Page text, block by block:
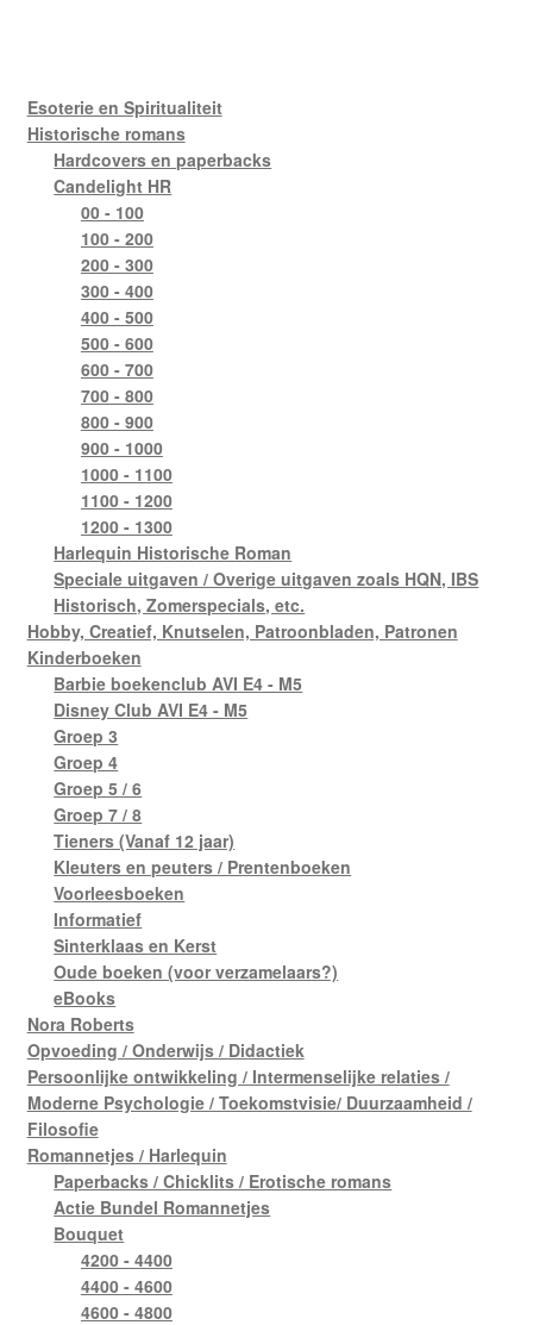
Esoterie en Spiritualiteit
Historische romans
Hardcovers en paperbacks
Candelight HR
00 - 100
100 - 200
200 - 300
300 - 400
400 - 500
500 - 600
600 - 700
700 - 800
800 - 900
900 - 1000
1000 - 1100
1100 - 1200
1200 - 1300
Harlequin Historische Roman
Speciale uitgaven / Overige uitgaven zoals HQN, IBS
Historisch, Zomerspecials, etc.
Hobby, Creatief, Knutselen, Patroonbladen, Patronen
Kinderboeken
Barbie boekenclub AVI E4 - M5
Disney Club AVI E4 - M5
Groep 3
Groep 4
Groep 5 / 6
Groep 7 / 8
Tieners (Vanaf 12 jaar)
Kleuters en peuters / Prentenboeken
Voorleesboeken
Informatief
Sinterklaas en Kerst
Oude boeken (voor verzamelaars?)
eBooks
Nora Roberts
Opvoeding / Onderwijs / Didactiek
Persoonlijke ontwikkeling / Intermenselijke relaties /
Moderne Psychologie / Toekomstvisie/ Duurzaamheid /
Filosofie
Romannetjes / Harlequin
Paperbacks / Chicklits / Erotische romans
Actie Bundel Romannetjes
Bouquet
4200 - 4400
4400 - 4600
4600 - 4800